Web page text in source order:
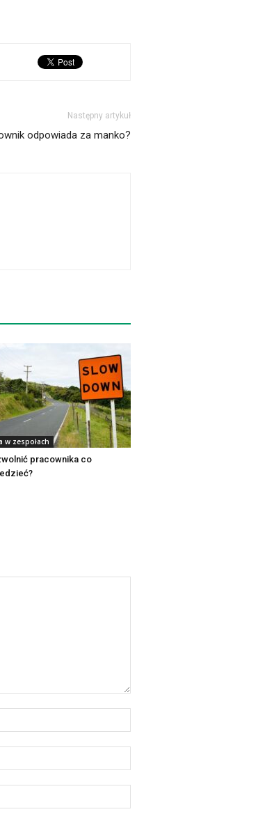
Następny artykuł
odpowiada za manko?
w zespołach
pracownika co